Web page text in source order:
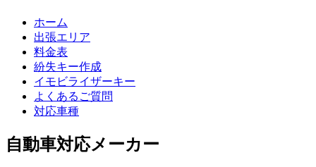
ホーム
出張エリア
料金表
紛失キー作成
イモビライザーキー
よくあるご質問
対応車種
自動車対応メーカー